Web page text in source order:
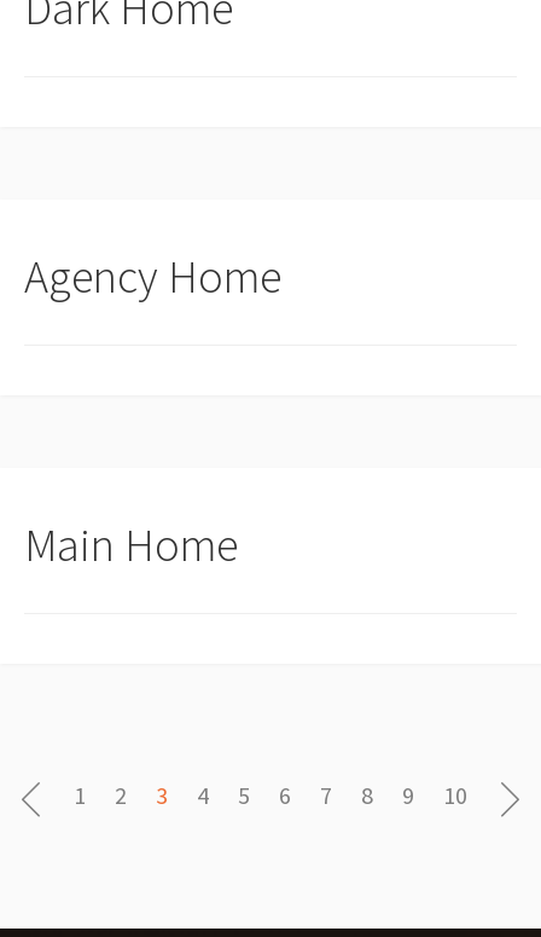
Agency Home
Main Home
1 2 3 4 5 6 7 8 9 10